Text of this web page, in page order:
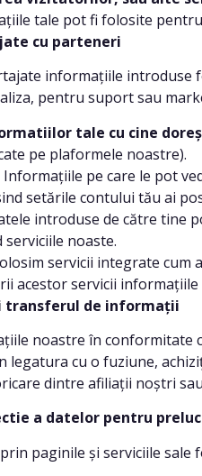
tale pot fi folosite
cu parteneri
informațiile introduse
pentru suport sau
tale cu cine
pe plaformele noastre).
Informațiile pe care le pot
setările contului tău ai
introduse de către tine
noaste.
servicii integrate cum
acestor servicii
de informații
noastre în conformitate
cu o fuziune,
dintre afiliații noștri
a datelor pentru
paginile și serviciile sale